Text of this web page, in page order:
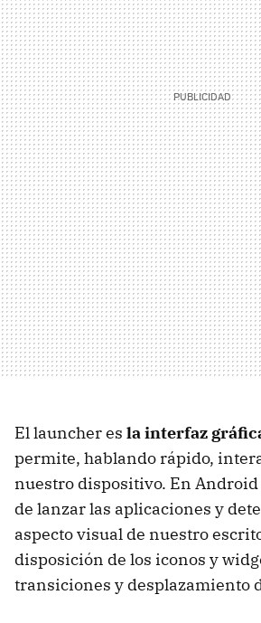
El launcher es la interfaz
permite, hablando rápido,
nuestro dispositivo. En Android
de lanzar las aplicaciones y
aspecto visual de nuestro
disposición de los iconos y
transiciones y desplazamiento